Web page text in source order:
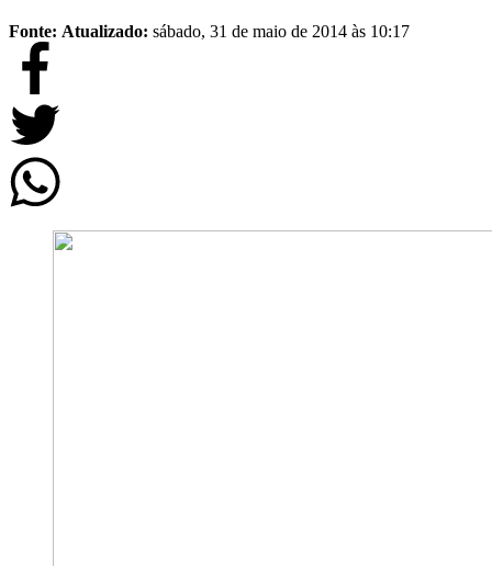
Fonte: Atualizado: sábado, 31 de maio de 2014 às 10:17